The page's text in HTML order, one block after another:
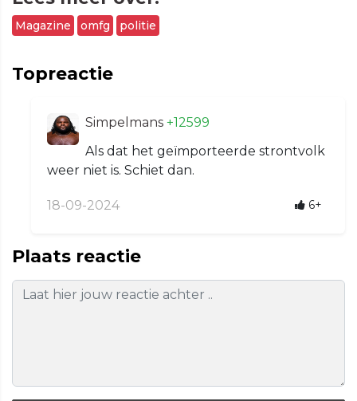
Magazine omfg politie
Topreactie
Simpelmans +12599
Als dat het geïmporteerde strontvolk
weer niet is. Schiet dan.
18-09-2024 6+
Plaats reactie